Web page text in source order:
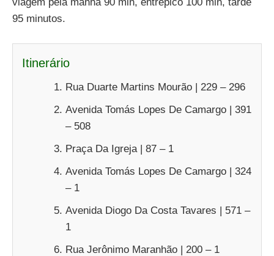
95 minutos.
Itinerário
Rua Duarte Martins Mourão | 229 – 296
Avenida Tomás Lopes De Camargo | 391
– 508
Praça Da Igreja | 87 – 1
Avenida Tomás Lopes De Camargo | 324
– 1
Avenida Diogo Da Costa Tavares | 571 –
1
Rua Jerônimo Maranhão | 200 – 1